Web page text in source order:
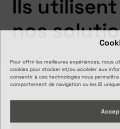
Pour offrir les meilleures expériences, nous
cookies pour stocker et/ou accéder aux
consentir à ces technologies nous
comportement de navigation ou les ID
Ils utilisent
nos